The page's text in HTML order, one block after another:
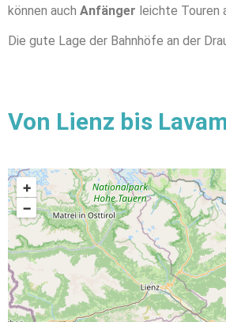
können auch Anfänger leichte Touren
Die gute Lage der Bahnhöfe an der
Von Lienz bis
+
−